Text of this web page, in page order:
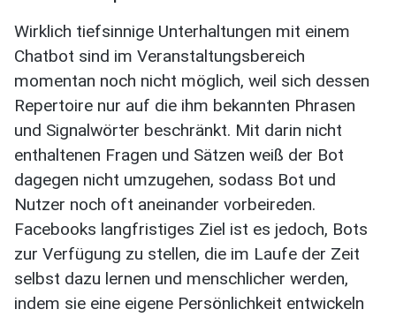
Wirklich tiefsinnige Unterhaltungen mit einem
Chatbot sind im Veranstaltungsbereich
momentan noch nicht möglich, weil sich dessen
Repertoire nur auf die ihm bekannten Phrasen
und Signalwörter beschränkt. Mit darin nicht
enthaltenen Fragen und Sätzen weiß der Bot
dagegen nicht umzugehen, sodass Bot und
Nutzer noch oft aneinander vorbeireden.
Facebooks langfristiges Ziel ist es jedoch, Bots
zur Verfügung zu stellen, die im Laufe der Zeit
selbst dazu lernen und menschlicher werden,
indem sie eine eigene Persönlichkeit entwickeln